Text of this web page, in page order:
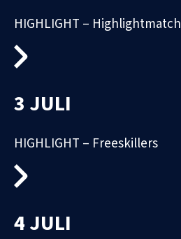
HIGHLIGHT – Highlightmatch
3 JULI
HIGHLIGHT – Freeskillers
4 JULI